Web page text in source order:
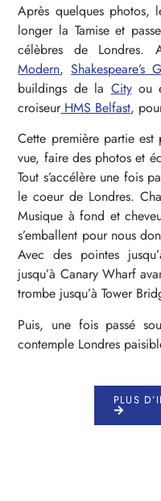
Après quelques photos,
longer la Tamise et
célèbres de Londres.
Modern,Shakespeare’s
buildings de la Cityou
croiseurHMS Belfast,
Cette première partie
vue, faire des photos et
Tout s’accélère une fois
le coeur de Londres.
Musique à fond et
s’emballent pour nous
Avec des pointes
jusqu’à Canary Wharf
trombe jusqu’à Tower
Puis, une fois passé
contemple Londres
PLUS